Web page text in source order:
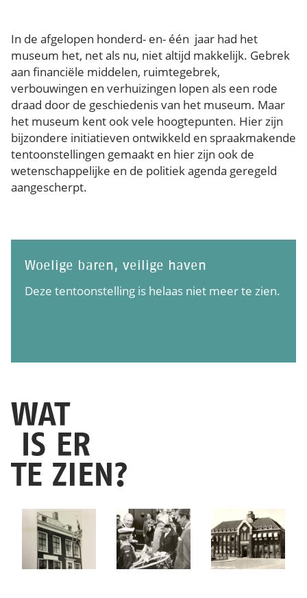
In de afgelopen honderd- en- één jaar had het
museum het, net als nu, niet altijd makkelijk. Gebrek
aan financiële middelen, ruimtegebrek,
verbouwingen en verhuizingen lopen als een rode
draad door de geschiedenis van het museum. Maar
het museum kent ook vele hoogtepunten. Hier zijn
bijzondere initiatieven ontwikkeld en spraakmakende
tentoonstellingen gemaakt en hier zijn ook de
wetenschappelijke en de politiek agenda geregeld
aangescherpt.
Woelige baren, veilige haven
Deze tentoonstelling is helaas niet meer te zien.